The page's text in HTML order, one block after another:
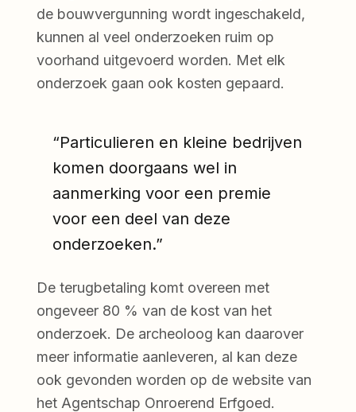
de bouwvergunning wordt ingeschakeld,
kunnen al veel onderzoeken ruim op
voorhand uitgevoerd worden. Met elk
onderzoek gaan ook kosten gepaard.
“Particulieren en kleine bedrijven
komen doorgaans wel in
aanmerking voor een premie
voor een deel van deze
onderzoeken.”
De terugbetaling komt overeen met
ongeveer 80 % van de kost van het
onderzoek. De archeoloog kan daarover
meer informatie aanleveren, al kan deze
ook gevonden worden op de website van
het Agentschap Onroerend Erfgoed.